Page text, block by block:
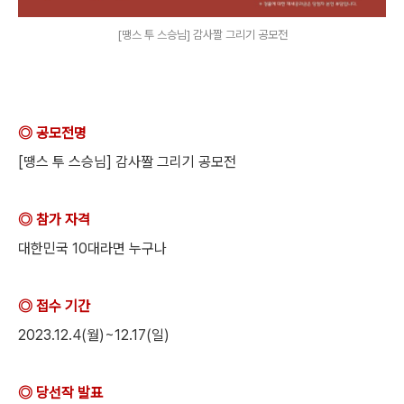
[땡스 투 스승님] 감사짤 그리기 공모전
◎ 공모전명
[땡스 투 스승님] 감사짤 그리기 공모전
◎ 참가 자격
대한민국 10대라면 누구나
◎ 접수 기간
2023.12.4(월)~12.17(일)
◎ 당선작 발표